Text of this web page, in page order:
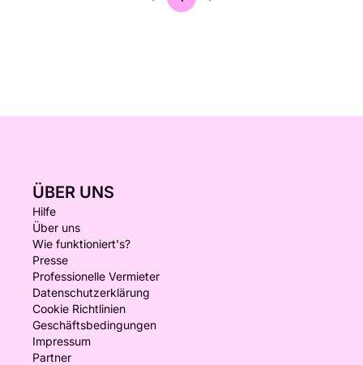
ÜBER UNS
Hilfe
Über uns
Wie funktioniert's?
Presse
Professionelle Vermieter
Datenschutzerklärung
Cookie Richtlinien
Geschäftsbedingungen
Impressum
Partner